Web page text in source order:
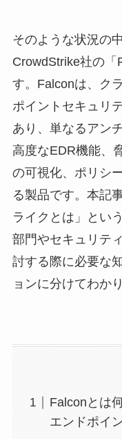
そのような状況の
CrowdStrike社の
す。Falconは、ク
ポイントセキュリ
あり、単なるアン
高度なEDR機能、
の可視化、ポリシ
る製品です。本記
ライクとは」とい
部門やセキュリテ
討する際に必要な
ョンに分けてわか
Falconとは
エンドポイ